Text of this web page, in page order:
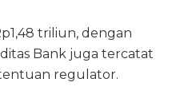
triliun, dengan
Bank juga tercatat
regulator.